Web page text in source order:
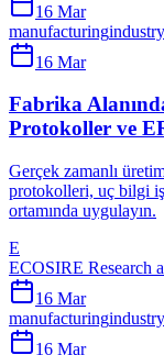
16 Mar
manufacturing
16 Mar
Fabrika
Protokoller ve
Gerçek zamanlı
protokolleri, uç bilgi
ortamında uygulayın.
E
ECOSIRE Research
16 Mar
manufacturing
16 Mar